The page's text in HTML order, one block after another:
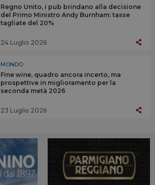
Regno Unito, i pub brindano alla decisione
del Primo Ministro Andy Burnham: tasse
tagliate del 20%
24 Luglio 2026
MONDO
Fine wine, quadro ancora incerto, ma
prospettive in miglioramento per la
seconda metà 2026
23 Luglio 2026